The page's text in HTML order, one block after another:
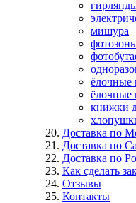
мишура
ёлочные
книжки
Доставка по
Доставка по
Доставка по
Как сделать
Отзывы
Контакты